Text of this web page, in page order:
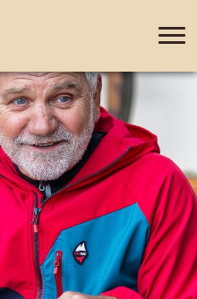
044